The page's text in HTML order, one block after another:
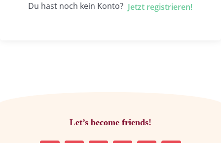
Du hast noch kein Konto? Jetzt registrieren!
Let’s become friends!